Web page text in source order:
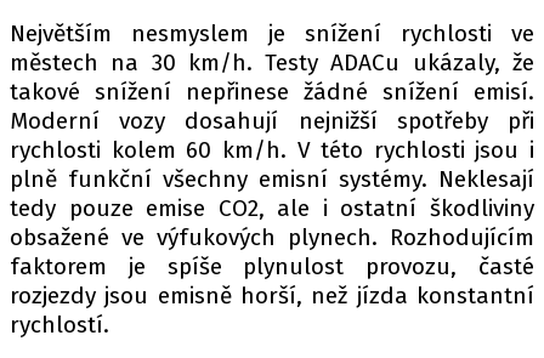
Provozovatelem serveru autoroad.cz je
INCORP MEDIA GROUP s.r.o., IČ: 118 23 054
Největším nesmyslem je snížení rychlosti ve
městech na 30 km/h. Testy ADACu ukázaly, že
takové snížení nepřinese žádné snížení emisí.
Moderní vozy dosahují nejnižší spotřeby při
rychlosti kolem 60 km/h. V této rychlosti jsou i
plně funkční všechny emisní systémy. Neklesají
tedy pouze emise CO2, ale i ostatní škodliviny
obsažené ve výfukových plynech. Rozhodujícím
faktorem je spíše plynulost provozu, časté
rozjezdy jsou emisně horší, než jízda konstantní
rychlostí.